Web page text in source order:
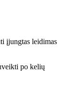
įjungtas leidimas
po kelių